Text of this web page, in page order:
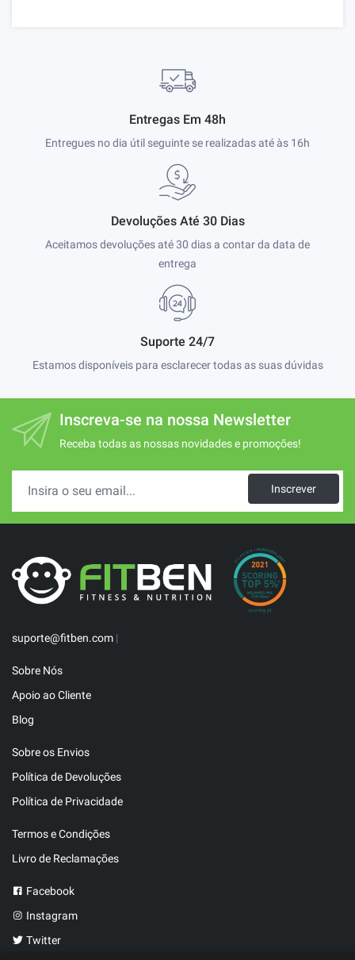
Entregas Em 48h
Entregues no dia útil seguinte se realizadas até às 16h
Devoluções Até 30 Dias
Aceitamos devoluções até 30 dias a contar da data de
entrega
Suporte 24/7
Estamos disponíveis para esclarecer todas as suas dúvidas
Inscreva-se na nossa Newsletter
Receba todas as nossas novidades e promoções!
Inscrever
suporte@fitben.com |
Sobre Nós
Apoio ao Cliente
Blog
Sobre os Envios
Política de Devoluções
Política de Privacidade
Termos e Condições
Livro de Reclamações
Facebook
Instagram
Twitter